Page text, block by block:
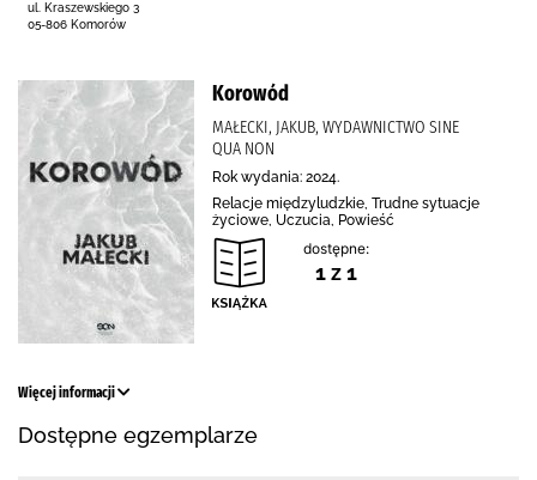
ul. Kraszewskiego 3
05-806 Komorów
Korowód
MAŁECKI, JAKUB, WYDAWNICTWO SINE
QUA NON
Rok wydania: 2024.
Relacje międzyludzkie, Trudne sytuacje
życiowe, Uczucia, Powieść
dostępne:
1 z 1
Więcej informacji
Dostępne egzemplarze